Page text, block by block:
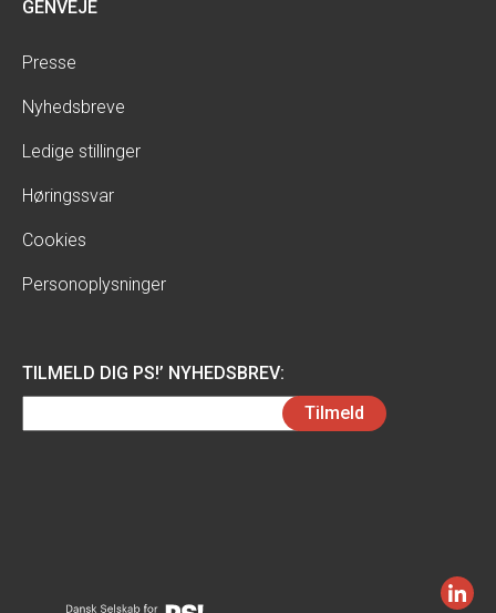
GENVEJE
Presse
Nyhedsbreve
Ledige stillinger
Høringssvar
Cookies
Personoplysninger
TILMELD DIG PS!’ NYHEDSBREV:
(Påkrævet)
Tilmeld